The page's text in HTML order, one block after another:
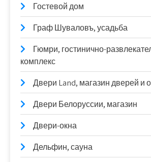
Гостевой дом
Граф Шуваловъ, усадьба
Гюмри, гостинично-
комплекс
Двери Land, магазин дверей и
Двери Белоруссии, магазин
Двери-окна
Дельфин, сауна